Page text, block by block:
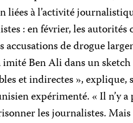
liées à l’activité
: en février, les
de drogue
imité Ben Ali dans un
et indirectes », explique,
expérimenté. « Il n’y
les journalistes.